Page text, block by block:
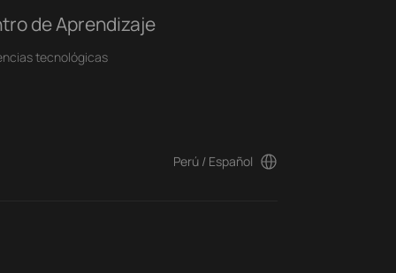
de Aprendizaje
tecnológicas
Perú / Español